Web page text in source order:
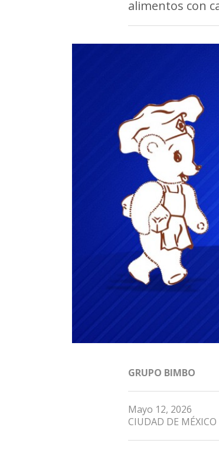
alimentos con
GRUPO BIMBO
Mayo 12, 2026
CIUDAD DE MÉXICO